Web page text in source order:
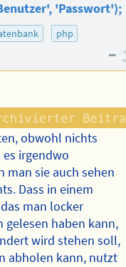
'Passwort');
php
–
obwohl nichts
es irgendwo
man sie auch sehen
Dass in einem
man locker
gelesen haben kann,
wird stehen soll,
abholen kann, nutzt